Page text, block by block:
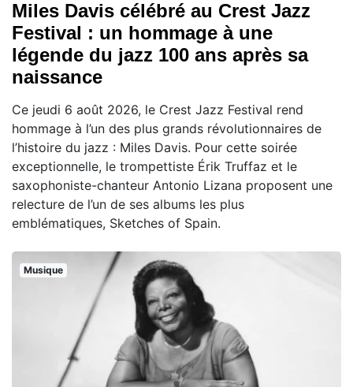
Miles Davis célébré au Crest Jazz
Festival : un hommage à une
légende du jazz 100 ans après sa
naissance
Ce jeudi 6 août 2026, le Crest Jazz Festival rend
hommage à l’un des plus grands révolutionnaires de
l’histoire du jazz : Miles Davis. Pour cette soirée
exceptionnelle, le trompettiste Érik Truffaz et le
saxophoniste-chanteur Antonio Lizana proposent une
relecture de l’un de ses albums les plus
emblématiques, Sketches of Spain.
Musique